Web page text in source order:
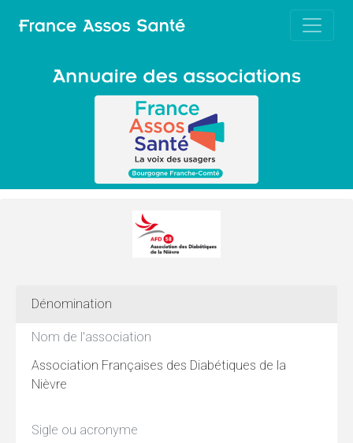
Dénomination
Nom de l'association
Association Françaises des Diabétiques de la
Nièvre
Sigle ou acronyme